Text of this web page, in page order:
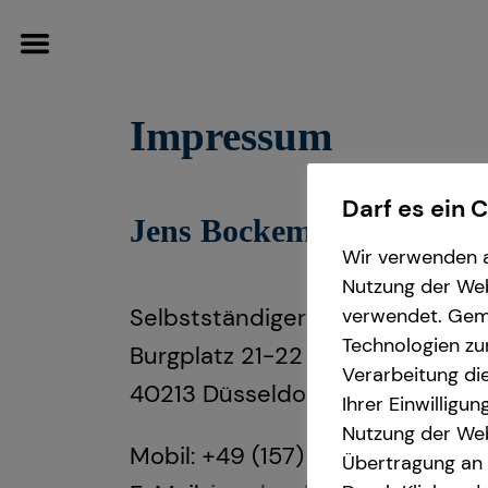
Wissenswertes
Impressum
Jens Bockemühl
Selbstständiger Repräsentant
Burgplatz 21-22
40213 Düsseldorf
Mobil: +49 (157) 89367118
Darf es ein
Wir verwenden
Nutzung der
verwendet.
Technologien
Verarbeitung
Ihrer
Nutzung der
Übertragung